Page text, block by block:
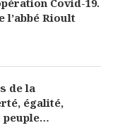
l’abbé Rioult
de la
égalité,
peuple…